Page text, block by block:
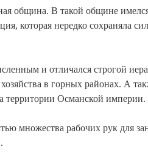
община. В такой общине
которая нередко сохраняла
и отличался строгой
в горных районах. А
территории Османской империи.
множества рабочих рук для